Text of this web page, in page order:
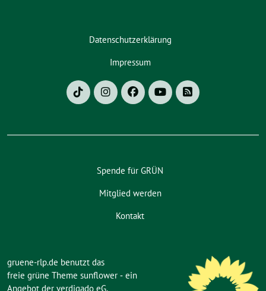
Datenschutzerklärung
Impressum
Spende für GRÜN
Mitglied werden
Kontakt
gruene-rlp.de benutzt das
freie grüne Theme sunflower ‐ ein
Angebot der verdigado eG.